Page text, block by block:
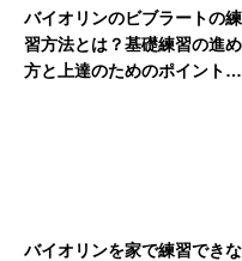
バイオリンのビブラートの練
習方法とは？基礎練習の進め
方と上達のためのポイントを
バイオリンを家で練習できな